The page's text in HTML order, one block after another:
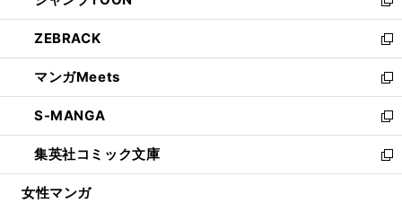
開
く
ウ
で
開
く
ン
ド
ウ
で
開
く
ウ
ィ
ン
ド
ウ
で
開
く
新
し
い
ウ
ィ
ン
ド
ウ
で
開
ZEBRACK
新
し
い
ウ
ィ
ン
ド
ウ
マンガMeets
新
し
い
ウ
ィ
ン
S-MANGA
新
し
い
ウ
集英社コミック文庫
新
し
女性マンガ